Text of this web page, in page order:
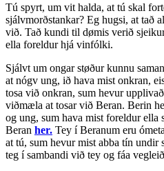
Tú spyrt, um vit halda, at tú skal
sjálvmorðstankar? Eg hugsi, at tað
við. Tað kundi til dømis verið
ella foreldur hjá vinfólki.
Sjálvt um ongar støður kunnu
at nógv ung, ið hava mist onkran,
tosa við onkran, sum hevur
viðmæla at tosar við Beran. Berin
og ung, sum hava mist foreldur ella
Beran her. Tey í Beranum eru
at tú, sum hevur mist abba tín undir
teg í sambandi við tey og fáa